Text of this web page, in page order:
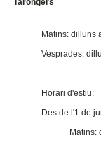
Tarongers
Matins: dilluns
Vesprades:
Horari d'estiu:
Des de l'1 de
Matins: